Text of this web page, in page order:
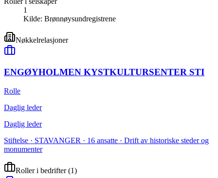
1
Kilde: Brønnøysundregistrene
Nøkkelrelasjoner
ENGØYHOLMEN KYSTKULTURSENTER STI
Rolle
Daglig leder
Daglig leder
Stiftelse · STAVANGER · 16 ansatte · Drift av historiske steder og
monumenter
Roller i bedrifter(1)